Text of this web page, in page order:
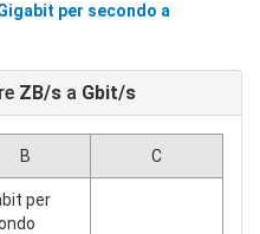
per secondo a
ZB/s a Gbit/s
B C
per